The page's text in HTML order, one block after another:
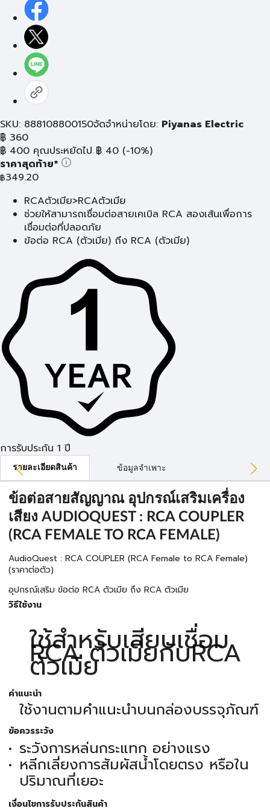
SKU: 888108800150จัดจำหน่ายโดย: Piyanas Electric
฿ 360
฿ 400 คุณประหยัดไป ฿ 40 (-10%)
ราคาสุดท้าย*
฿349.20
RCAตัวเมีย>RCAตัวเมีย
ช่วยให้สามารถเชื่อมต่อสายเคเบิล RCA สองเส้นเพื่อการ
เชื่อมต่อที่ปลอดภัย
ข้อต่อ RCA (ตัวเมีย) ถึง RCA (ตัวเมีย)
การรับประกัน 1 ปี
รายละเอียดสินค้า ข้อมูลจำเพาะ
ข้อต่อสายสัญญาณ อุปกรณ์เสริมเครื่อง
เสียง AUDIOQUEST : RCA COUPLER
(RCA FEMALE TO RCA FEMALE)
AudioQuest : RCA COUPLER (RCA Female to RCA Female)
(ราคาต่อตัว)
อุปกรณ์เสริม ข้อต่อ RCA ตัวเมีย ถึง RCA ตัวเมีย
วิธีใช้งาน
ใช้สำหรับเสียบเชื่อม
RCA ตัวเมียกับRCA
ตัวเมีย
คำแนะนำ
ใช้งานตามคำแนะนำบนกล่องบรรจุภัณฑ์
ข้อควรระวัง
ระวังการหล่นกระแทก อย่างแรง
หลีกเลี่ยงการสัมผัสน้ำโดยตรง หรือใน
ปริมาณที่เยอะ
เงื่อนไขการรับประกันสินค้า